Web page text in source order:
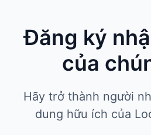
Đăng ký
của
Hãy trở thành người
dung hữu ích của